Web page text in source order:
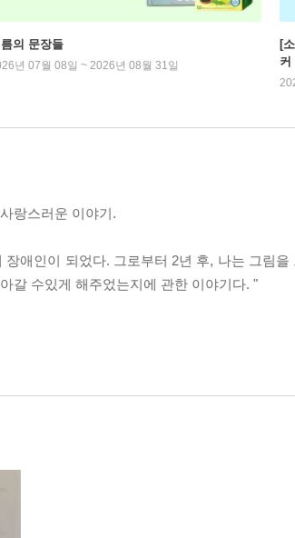
의 문장들
년 07월 08일 ~ 2026년 08월 31일
[
커
랑스러운 이야기.
애인이 되었다. 그로부터 2년 후, 나는 그림
갈 수있게 해주었는지에 관한 이야기다. "